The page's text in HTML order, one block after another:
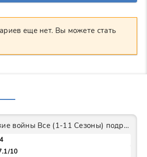
еще нет. Вы можете стать
Ментовские войны Все (1-11 Сезоны) подряд Сериал
10